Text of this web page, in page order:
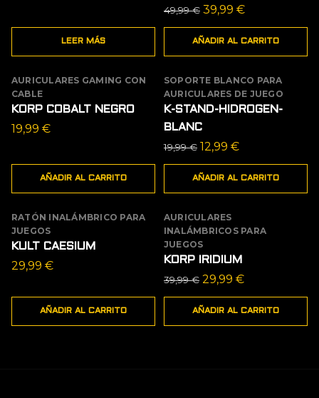
LEER MÁS
49,99€ El
precio
original
49,99 €.
39,99 €El
precio
actual
39,99 €.
AÑADIR AL CARRITO
AURICULARES GAMING CON
CABLE
KORP COBALT NEGRO
19,99 €
AÑADIR AL CARRITO
OFERTA
SOPORTE BLANCO PARA
AURICULARES DE JUEGO
K-STAND-HIDROGEN-
BLANC
19,99€ El
precio
original
19,99 €.
12,99 €El
precio
actual
AÑADIR AL CARRITO
RATÓN INALÁMBRICO PARA
JUEGOS
KULT CAESIUM
29,99 €
AÑADIR AL CARRITO
OFERTA
AURICULARES
INALÁMBRICOS PARA
JUEGOS
KORP IRIDIUM
39,99€ El
precio
original
29,99 €El
precio
actual
AÑADIR AL CARRITO